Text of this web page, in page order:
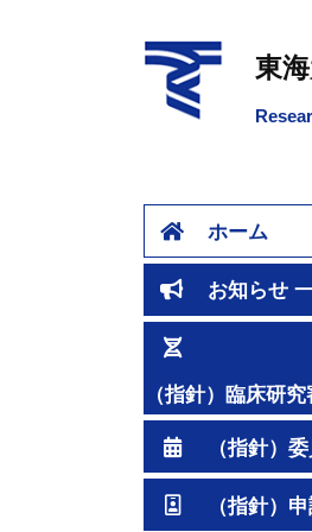
東
ホーム
お知らせ
（指針）臨床研
（指針）
（指針）